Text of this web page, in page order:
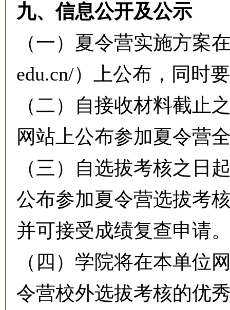
九、信息公开及公示
（一）夏令营实施方案
edu.cn/）上公布，同时
（二）自接收材料截止
网站上公布参加夏令营
（三）自选拔考核之日
公布参加夏令营选拔考
并可接受成绩复查申请
（四）学院将在本单位
令营校外选拔考核的优